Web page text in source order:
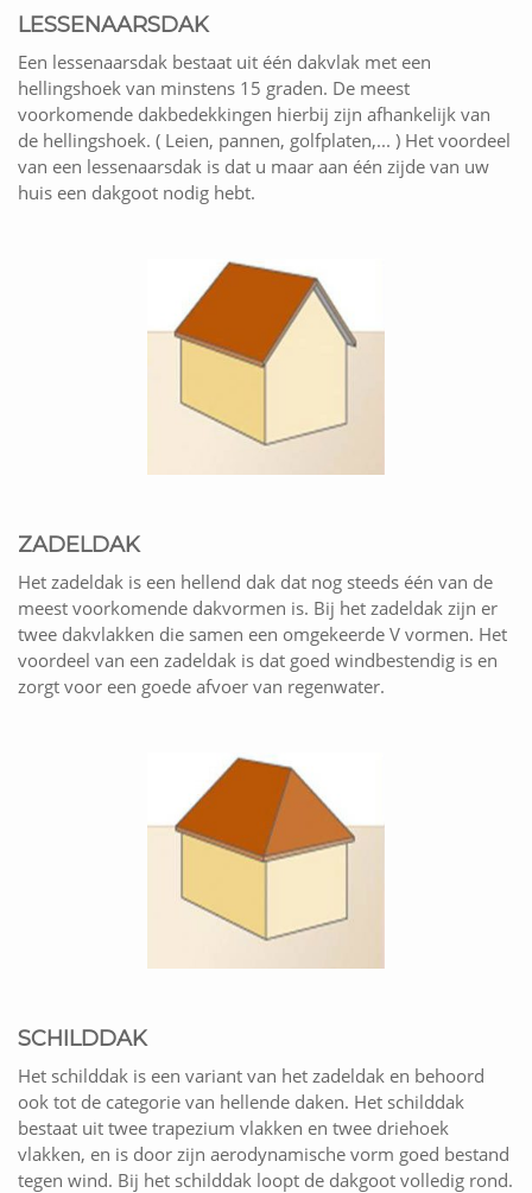
LESSENAARSDAK
Een lessenaarsdak bestaat uit één dakvlak met een
hellingshoek van minstens 15 graden. De meest
voorkomende dakbedekkingen hierbij zijn afhankelijk van
de hellingshoek. ( Leien, pannen, golfplaten,... ) Het voordeel
van een lessenaarsdak is dat u maar aan één zijde van uw
huis een dakgoot nodig hebt.
ZADELDAK
Het zadeldak is een hellend dak dat nog steeds één van de
meest voorkomende dakvormen is. Bij het zadeldak zijn er
twee dakvlakken die samen een omgekeerde V vormen. Het
voordeel van een zadeldak is dat goed windbestendig is en
zorgt voor een goede afvoer van regenwater.
SCHILDDAK
Het schilddak is een variant van het zadeldak en behoord
ook tot de categorie van hellende daken. Het schilddak
bestaat uit twee trapezium vlakken en twee driehoek
vlakken, en is door zijn aerodynamische vorm goed bestand
tegen wind. Bij het schilddak loopt de dakgoot volledig rond.